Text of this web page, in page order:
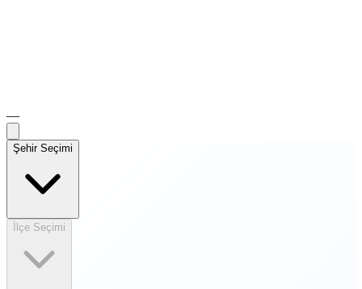
—
Şehir Seçimi
İlçe Seçimi